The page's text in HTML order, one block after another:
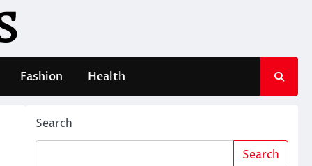
Fashion Health
Search
Search